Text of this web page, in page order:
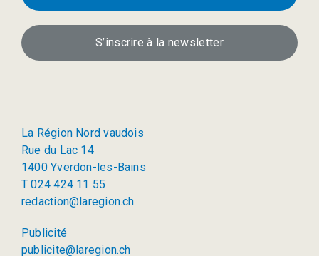
S’inscrire à la newsletter
La Région Nord vaudois
Rue du Lac 14
1400 Yverdon-les-Bains
T 024 424 11 55
redaction@laregion.ch
Publicité
publicite@laregion.ch